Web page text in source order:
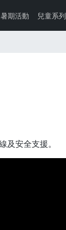
暑期活動 兒童系列
安全支援。